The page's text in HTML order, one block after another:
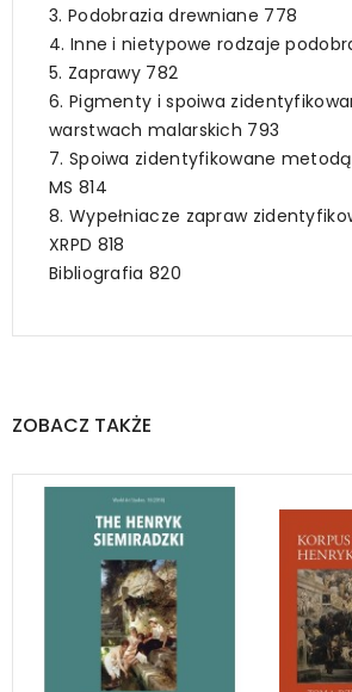
3. Podobrazia drewniane 778
4. Inne i nietypowe rodzaje
5. Zaprawy 782
6. Pigmenty i spoiwa
warstwach malarskich 793
7. Spoiwa zidentyfikowane
MS 814
8. Wypełniacze zapraw
XRPD 818
Bibliografia 820
ZOBACZ TAKŻE